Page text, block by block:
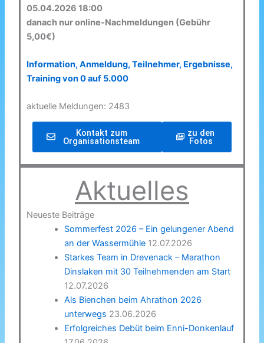
05.04.2026 18:00
danach nur online-Nachmeldungen (Gebühr
5,00€)
Information, Anmeldung, Teilnehmer, Ergebnisse,
Training von 0 auf 5.000
aktuelle Meldungen: 2483
Kontakt zum
Organisationsteam
zu den
Fotos
Aktuelles
Neueste Beiträge
Sommerfest 2026 – Ein gelungener Abend
an der Wassermühle 12.07.2026
Starkes Team in Drevenack – Marathon
Dinslaken mit 30 Teilnehmenden am Start
12.07.2026
Als Bienchen beim Ahrathon 2026
unterwegs 23.06.2026
Erfolgreiches Debüt beim Enni-Donkenlauf